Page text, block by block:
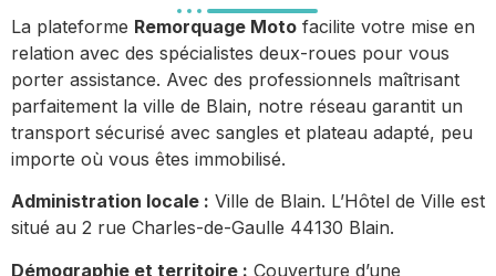
La plateforme Remorquage Moto facilite votre mise en
relation avec des spécialistes deux-roues pour vous
porter assistance. Avec des professionnels maîtrisant
parfaitement la ville de Blain, notre réseau garantit un
transport sécurisé avec sangles et plateau adapté, peu
importe où vous êtes immobilisé.
Administration locale : Ville de Blain. L’Hôtel de Ville est
situé au 2 rue Charles-de-Gaulle 44130 Blain.
Démographie et territoire : Couverture d’une